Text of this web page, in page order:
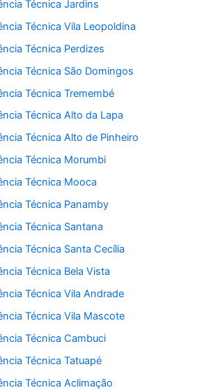
Técnica Jardins
Técnica Vila Leopoldina
Técnica Perdizes
Técnica São Domingos
Técnica Tremembé
Técnica Alto da Lapa
Técnica Alto de Pinheiro
Técnica Morumbi
Técnica Mooca
Técnica Panamby
Técnica Santana
Técnica Santa Cecília
Técnica Bela Vista
Técnica Vila Andrade
Técnica Vila Mascote
Técnica Cambuci
Técnica Tatuapé
Técnica Aclimação